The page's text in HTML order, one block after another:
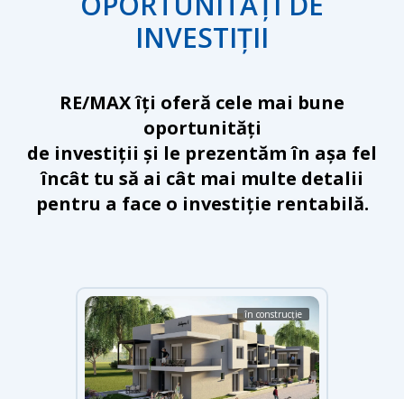
INVESTIȚII
RE/MAX îți oferă cele mai bune
oportunități
de investiții și le prezentăm în așa fel
încât tu să ai cât mai multe detalii
pentru a face o investiție rentabilă.
în construcție